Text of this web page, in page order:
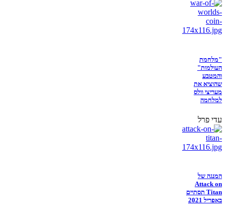
"מלחמת
העולמות"
והמטבע
שהוציא את
מעריצי וולס
למלחמה
עדי פרל
המנגה של
Attack on
Titan תסתיים
באפריל 2021